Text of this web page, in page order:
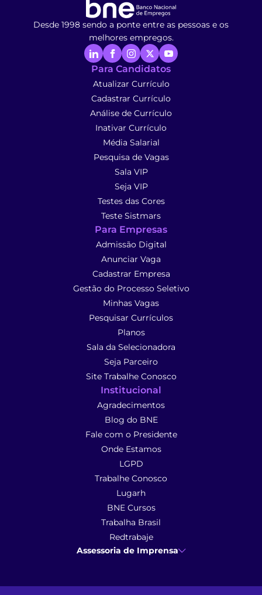
Desde 1998 sendo a ponte entre as pessoas e os
melhores empregos.
Para Candidatos
Atualizar Currículo
Cadastrar Currículo
Análise de Currículo
Inativar Currículo
Média Salarial
Pesquisa de Vagas
Sala VIP
Seja VIP
Testes das Cores
Teste Sistmars
Para Empresas
Admissão Digital
Anunciar Vaga
Cadastrar Empresa
Gestão do Processo Seletivo
Minhas Vagas
Pesquisar Currículos
Planos
Sala da Selecionadora
Seja Parceiro
Site Trabalhe Conosco
Institucional
Agradecimentos
Blog do BNE
Fale com o Presidente
Onde Estamos
LGPD
Trabalhe Conosco
Lugarh
BNE Cursos
Trabalha Brasil
Redtrabaje
Assessoria de Imprensa
(41) 9 9102-1413